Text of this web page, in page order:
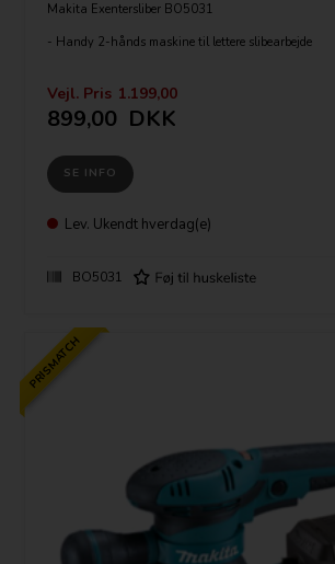
Makita Exentersliber BO5031
- Handy 2-hånds maskine til lettere slibearbejde
- Papirfastgørelse med velco
Vejl. Pris 1.199,00
899,00 DKK
SE INFO
Lev. Ukendt hverdag(e)
BO5031
PRISMATCH